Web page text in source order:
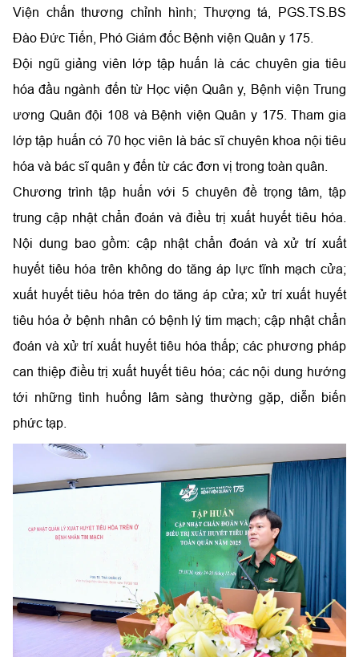
Viện chấn thương chỉnh hình; Thượng tá, PGS.TS.BS
Đào Đức Tiến, Phó Giám đốc Bệnh viện Quân y 175.
Đội ngũ giảng viên lớp tập huấn là các chuyên gia tiêu
hóa đầu ngành đến từ Học viện Quân y, Bệnh viện Trung
ương Quân đội 108 và Bệnh viện Quân y 175. Tham gia
lớp tập huấn có 70 học viên là bác sĩ chuyên khoa nội tiêu
hóa và bác sĩ quân y đến từ các đơn vị trong toàn quân.
Chương trình tập huấn với 5 chuyên đề trọng tâm, tập
trung cập nhật chẩn đoán và điều trị xuất huyết tiêu hóa.
Nội dung bao gồm: cập nhật chẩn đoán và xử trí xuất
huyết tiêu hóa trên không do tăng áp lực tĩnh mạch cửa;
xuất huyết tiêu hóa trên do tăng áp cửa; xử trí xuất huyết
tiêu hóa ở bệnh nhân có bệnh lý tim mạch; cập nhật chẩn
đoán và xử trí xuất huyết tiêu hóa thấp; các phương pháp
can thiệp điều trị xuất huyết tiêu hóa; các nội dung hướng
tới những tình huống lâm sàng thường gặp, diễn biến
phức tạp.